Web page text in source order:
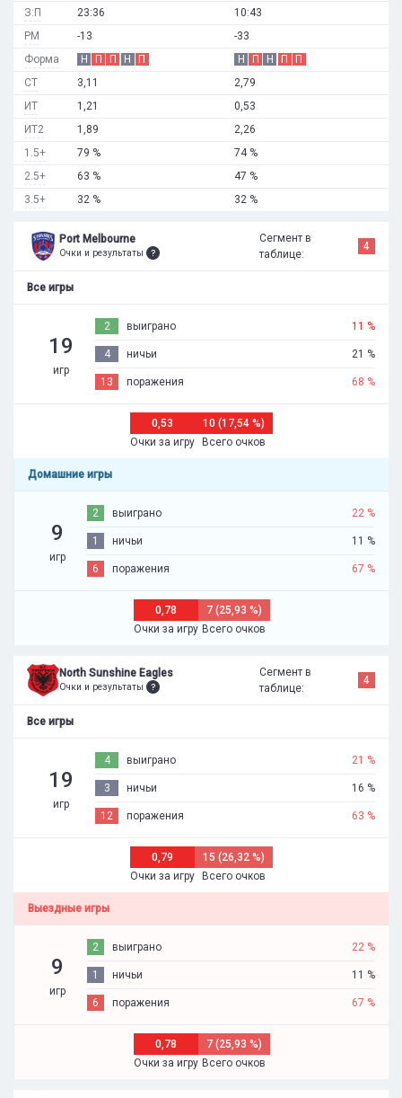
З:П
РМ
Форма
СТ
ИТ
ИТ2
1.5+
2.5+
3.5+
23:36
-13
Н
П П Н
П
3,11
1,21
1,89
79 %
63 %
32 %
10:43
-33
Н
П Н П
П
2,79
0,53
2,26
74 %
47 %
32 %
Port Melbourne
Очки и результаты
Сегмент в
таблице:
4
Все игры
19
игр
2 выиграно 11 %
4 ничьи 21 %
13 поражения 68 %
0,53
Очки за игру
10 (17,54 %)
Всего очков
Домашние игры
9
игр
2 выиграно 22 %
1 ничьи 11 %
6 поражения 67 %
0,78
Очки за игру
7 (25,93 %)
Всего очков
North Sunshine Eagles
Очки и результаты
Сегмент в
таблице:
4
Все игры
19
игр
4 выиграно 21 %
3 ничьи 16 %
12 поражения 63 %
0,79
Очки за игру
15 (26,32 %)
Всего очков
Выездные игры
9
игр
2 выиграно 22 %
1 ничьи 11 %
6 поражения 67 %
0,78
Очки за игру
7 (25,93 %)
Всего очков